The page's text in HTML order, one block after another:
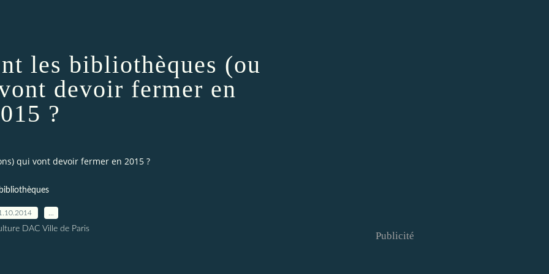
les bibliothèques (ou
devoir fermer en
?
qui vont devoir fermer en 2015 ?
DAC Ville de Paris
Publicité